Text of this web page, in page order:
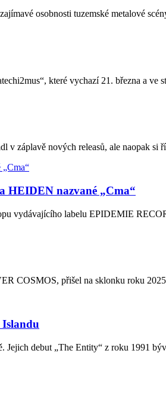
osobnosti tuzemské metalové
které vychazí 21. března a ve
v záplavě nových releasů, ale naopak si
HEIDEN nazvané „Cma“
vydávajícího labelu EPIDEMIE
COSMOS, přišel na sklonku roku
Islandu
Jejich debut „The Entity“ z roku 1991